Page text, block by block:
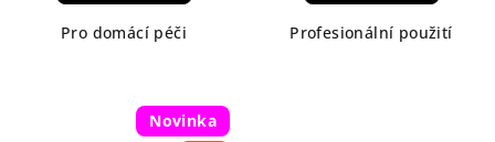
Pro domácí péči Profesionální použití
Novinka